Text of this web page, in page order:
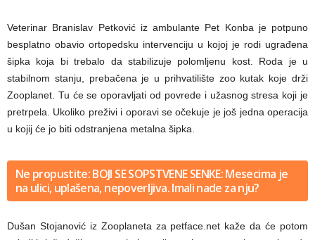
Veterinar Branislav Petković iz ambulante Pet Konba je potpuno
besplatno obavio ortopedsku intervenciju u kojoj je rodi ugrađena
šipka koja bi trebalo da stabilizuje polomljenu kost. Roda je u
stabilnom stanju, prebačena je u prihvatilište zoo kutak koje drži
Zooplanet. Tu će se oporavljati od povrede i užasnog stresa koji je
pretrpela. Ukoliko preživi i oporavi se očekuje je još jedna operacija
u kojij će jo biti odstranjena metalna šipka.
Ne propustite: BOJI SE SOPSTVENE SENKE: Mesecima je
na ulici, uplašena, nepoverljiva. Imali nade za nju?
Dušan Stojanović iz Zooplaneta za petface.net kaže da će potom